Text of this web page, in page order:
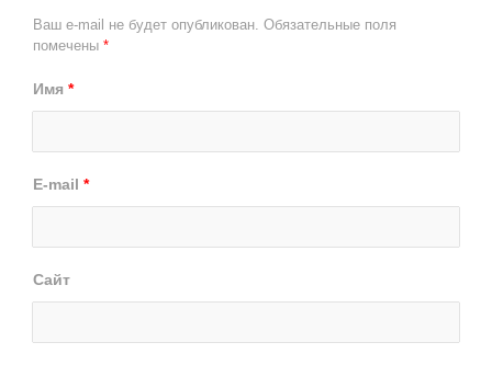
Ваш e-mail не будет опубликован. Обязательные поля
помечены *
Имя *
E-mail *
Сайт